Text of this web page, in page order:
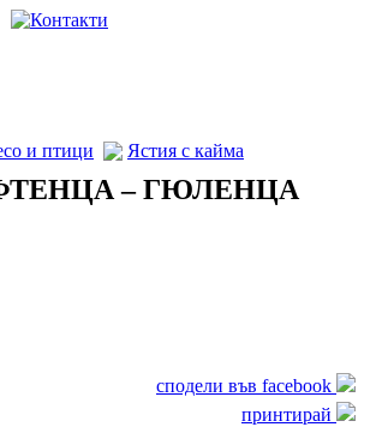
и птици Ястия с кайма
– ГЮЛЕНЦА
сподели във facebook
принтирай